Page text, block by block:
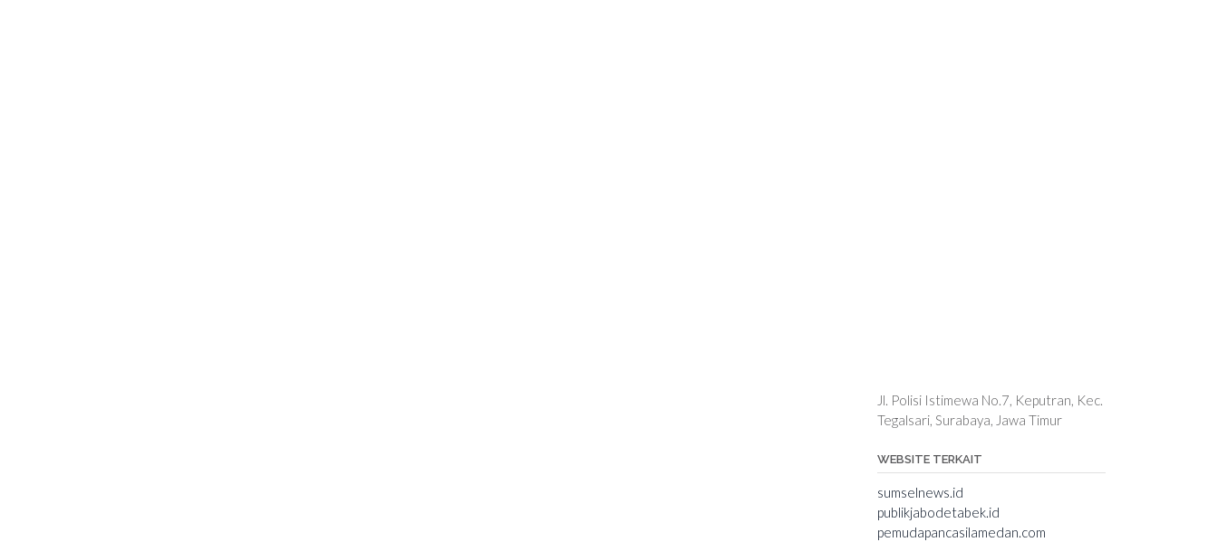
Jl. Polisi Istimewa No.7, Keputran, Kec.
Tegalsari, Surabaya, Jawa Timur
WEBSITE TERKAIT
sumselnews.id
publikjabodetabek.id
pemudapancasilamedan.com